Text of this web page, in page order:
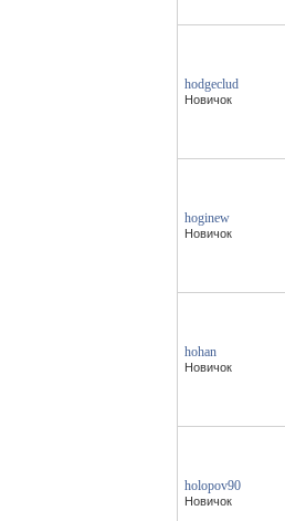
hodgeclud
Новичок
hoginew
Новичок
hohan
Новичок
holopov90
Новичок